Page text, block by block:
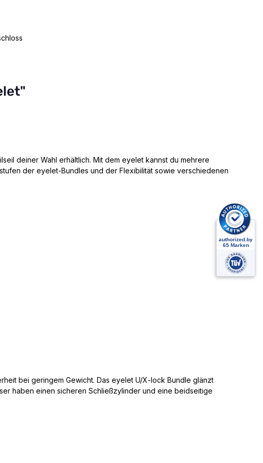
deiner Wahl erhältlich. Mit dem eyelet kannst du mehrere
der eyelet-Bundles und der Flexibilität sowie verschiedenen
bei geringem Gewicht. Das eyelet U/X-lock Bundle glänzt
haben einen sicheren Schließzylinder und eine beidseitige